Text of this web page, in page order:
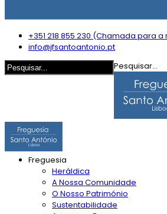
+351 218 855 230 (Chamada para
info@jfsantoantonio.pt
Pesquisar...
Freguesia
Heráldica
A Nossa Comunidade
O Nosso Património
Sustentabilidade